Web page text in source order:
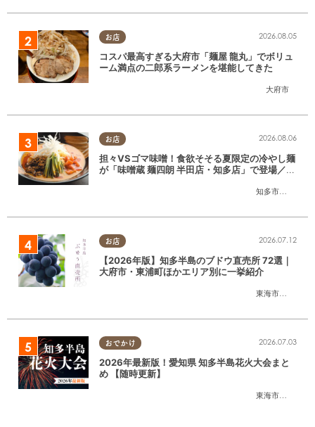
お店
大府市
2026.08.05
コスパ最高すぎる大府市「麺屋 龍丸」でボリュ
ーム満点の二郎系ラーメンを堪能してきた
お店
知多市
,半田市
2026.08.06
担々VSゴマ味噌！食欲そそる夏限定の冷やし麺
が「味噌蔵 麺四朗 半田店・知多店」で登場／ち
お店
東海市
,大府市
2026.07.12
【2026年版】知多半島のブドウ直売所 72選｜
大府市・東浦町ほかエリア別に一挙紹介
おでかけ
東海市
,大府市
2026.07.03
2026年最新版！愛知県 知多半島花火大会まと
め 【随時更新】